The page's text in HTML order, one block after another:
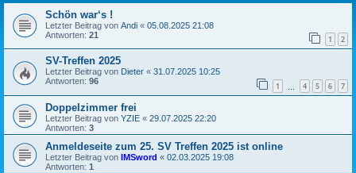
Schön war‘s !
Letzter Beitrag von Andi « 05.08.2025 21:08
Antworten: 21 1 2
SV-Treffen 2025
Letzter Beitrag von Dieter « 31.07.2025 10:25
Antworten: 96 1 4 5 6 7
Doppelzimmer frei
Letzter Beitrag von YZIE « 29.07.2025 22:20
Antworten: 3
Anmeldeseite zum 25. SV Treffen 2025 ist online
Letzter Beitrag von IMSword « 02.03.2025 19:08
Antworten: 1